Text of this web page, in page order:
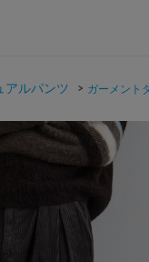
アルパンツ > ガーメント